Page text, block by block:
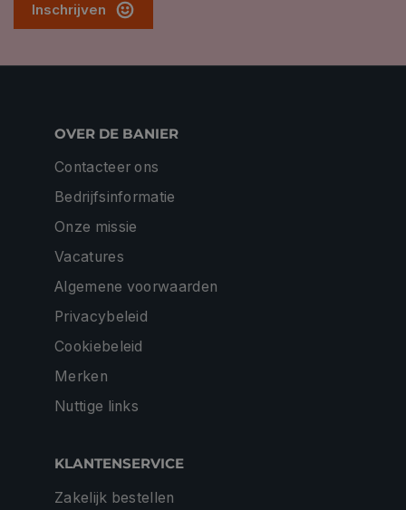
Inschrijven
OVER DE BANIER
Contacteer ons
Bedrijfsinformatie
Onze missie
Vacatures
Algemene voorwaarden
Privacybeleid
Cookiebeleid
Merken
Nuttige links
KLANTENSERVICE
Zakelijk bestellen